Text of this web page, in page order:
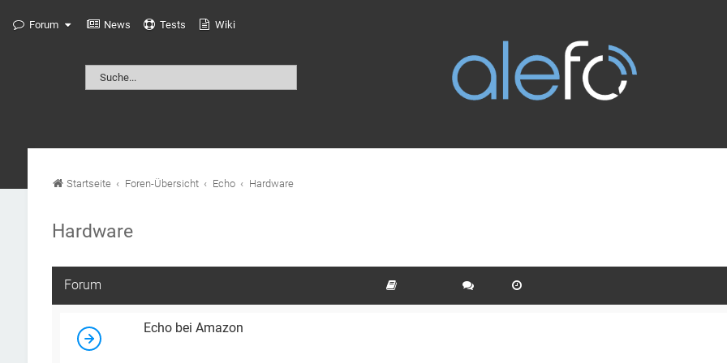
Forum News Tests Wiki
Startseite Foren-Übersicht Echo Hardware
Hardware
Forum
Echo bei Amazon